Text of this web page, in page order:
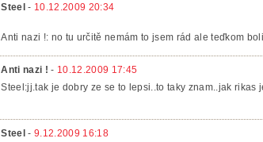
Steel - 10.12.2009 20:34
Anti nazi !: no tu určitě nemám to jsem rád ale teďkom
Anti nazi ! - 10.12.2009 17:45
Steel:jj.tak je dobry ze se to lepsi..to taky znam..jak rikas
Steel -9.12.2009 16:18